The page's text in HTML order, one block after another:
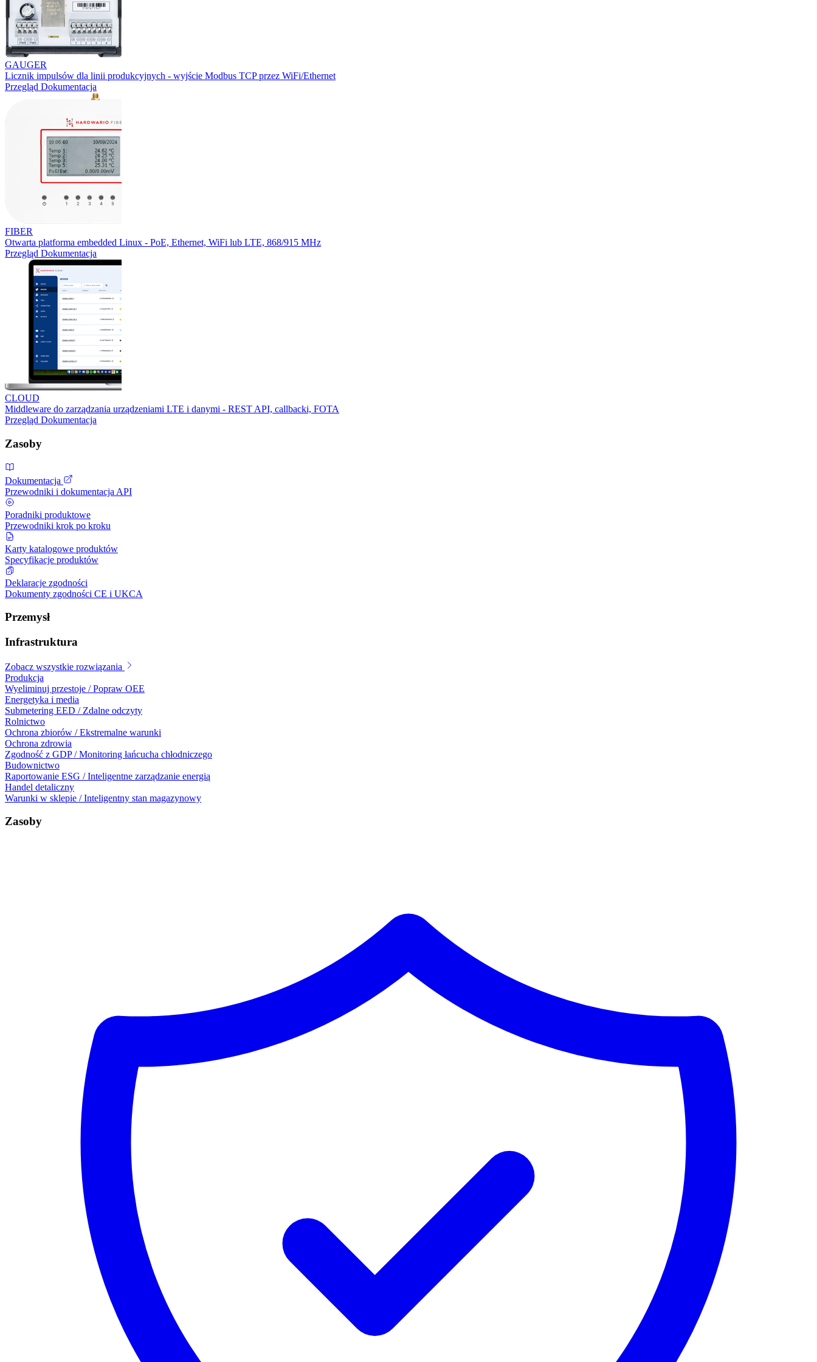
GAUGER
Licznik impulsów dla linii produkcyjnych - wyjście Modbus TCP przez WiFi/Ethernet
Przegląd Dokumentacja
FIBER
Otwarta platforma embedded Linux - PoE, Ethernet, WiFi lub LTE, 868/915 MHz
Przegląd Dokumentacja
CLOUD
Middleware do zarządzania urządzeniami LTE i danymi - REST API, callbacki, FOTA
Przegląd Dokumentacja
Zasoby
Dokumentacja
Przewodniki i dokumentacja API
Poradniki produktowe
Przewodniki krok po kroku
Karty katalogowe produktów
Specyfikacje produktów
Deklaracje zgodności
Dokumenty zgodności CE i UKCA
Przemysł
Infrastruktura
Zobacz wszystkie rozwiązania
Produkcja
Wyeliminuj przestoje / Popraw OEE
Energetyka i media
Submetering EED / Zdalne odczyty
Rolnictwo
Ochrona zbiorów / Ekstremalne warunki
Ochrona zdrowia
Zgodność z GDP / Monitoring łańcucha chłodniczego
Budownictwo
Raportowanie ESG / Inteligentne zarządzanie energią
Handel detaliczny
Warunki w sklepie / Inteligentny stan magazynowy
Zasoby